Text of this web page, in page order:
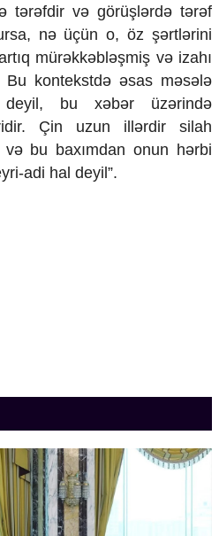
tərəfdir və görüşlərdə tərəf
nə üçün o, öz şərtlərini
mürəkkəbləşmiş və izahı
Bu kontekstdə əsas məsələ
bu xəbər üzərində
Çin uzun illərdir silah
bu baxımdan onun hərbi
adi hal deyil”.